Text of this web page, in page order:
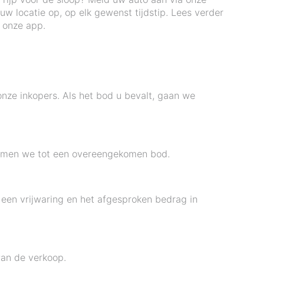
locatie op, op elk gewenst tijdstip. Lees verder
app.
inkopers. Als het bod u bevalt, gaan we
we tot een overeengekomen bod.
vrijwaring en het afgesproken bedrag in
de verkoop.